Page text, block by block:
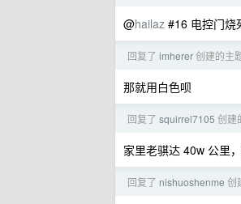
@hailaz #16 电控门烧
回复了 imherer创建的主
那就用白色呗
回复了 squirrel7105 创建
家里老骐达 40w 公里
回复了 nishuoshenme 创